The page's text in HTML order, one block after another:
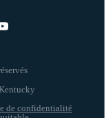
de confidentialité